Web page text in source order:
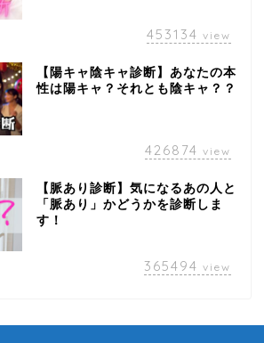
453134 view
【陽キャ陰キャ診断】あなたの本
性は陽キャ？それとも陰キャ？？
426874 view
【脈あり診断】気になるあの人と
「脈あり」かどうかを診断しま
す！
365494 view